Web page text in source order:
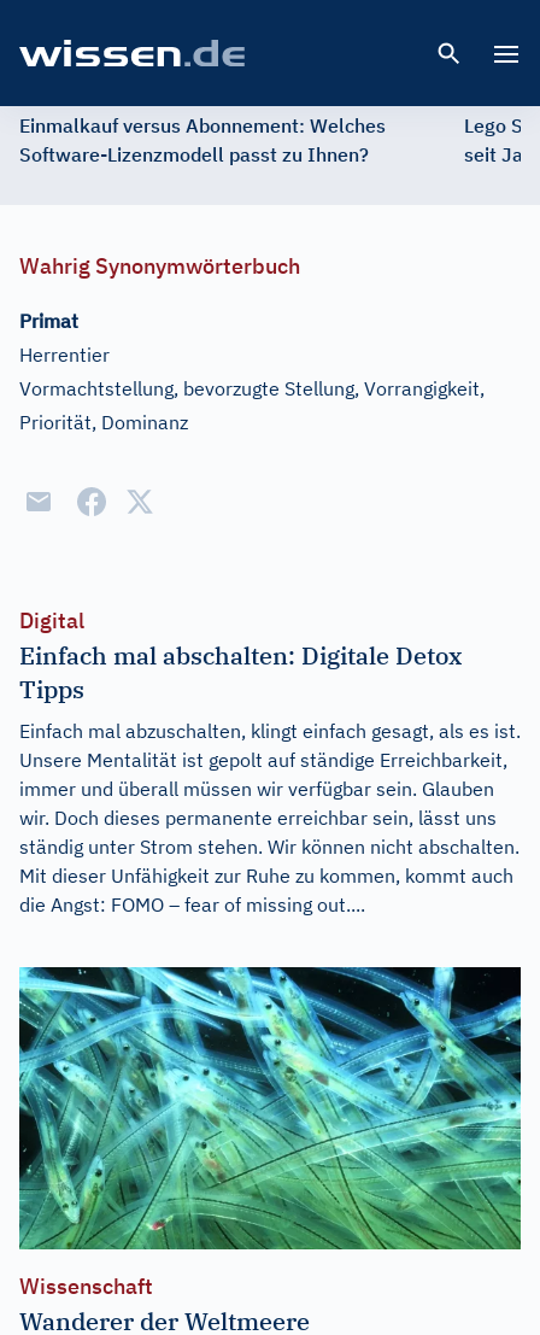
Einmalkauf versus Abonnement: Welches
Software-Lizenzmodell passt zu Ihnen?
Lego
seit
Wahrig Synonymwörterbuch
Primat
Herrentier
Vormachtstellung, bevorzugte Stellung, Vorrangigkeit,
Priorität, Dominanz
Digital
Einfach mal abschalten: Digitale Detox
Tipps
Einfach mal abzuschalten, klingt einfach gesagt, als es ist.
Unsere Mentalität ist gepolt auf ständige Erreichbarkeit,
immer und überall müssen wir verfügbar sein. Glauben
wir. Doch dieses permanente erreichbar sein, lässt uns
ständig unter Strom stehen. Wir können nicht abschalten.
Mit dieser Unfähigkeit zur Ruhe zu kommen, kommt auch
die Angst: FOMO – fear of missing out....
Wissenschaft
Wanderer der Weltmeere